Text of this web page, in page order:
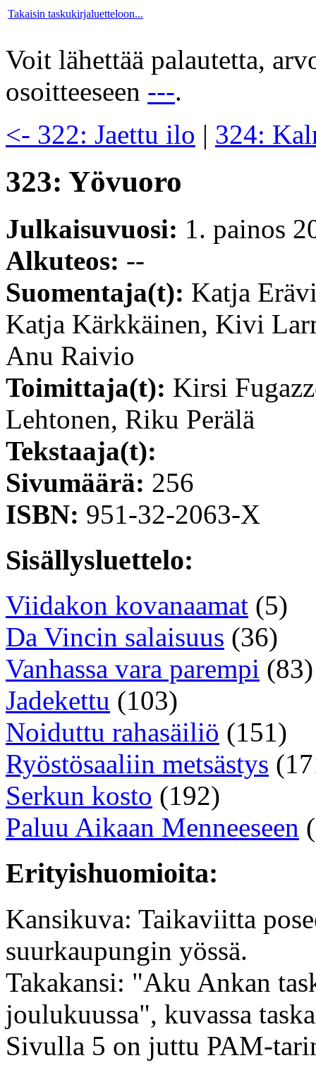
Takaisin taskukirjaluetteloon...
Voit lähettää palautetta,
osoitteeseen ---.
<- 322: Jaettu ilo | 324:
323: Yövuoro
Julkaisuvuosi: 1. painos
Alkuteos: --
Suomentaja(t): Katja
Katja Kärkkäinen, Kivi
Anu Raivio
Toimittaja(t): Kirsi
Lehtonen, Riku Perälä
Tekstaaja(t):
Sivumäärä: 256
ISBN: 951-32-2063-X
Sisällysluettelo:
Viidakon kovanaamat (5)
Da Vincin salaisuus (36)
Vanhassa vara parempi (83)
Jadekettu (103)
Noiduttu rahasäiliö (151)
Ryöstösaaliin metsästys
Serkun kosto (192)
Paluu Aikaan Menneeseen
Erityishuomioita:
Kansikuva: Taikaviitta
suurkaupungin yössä.
Takakansi: "Aku Ankan
joulukuussa", kuvassa
Sivulla 5 on juttu PAM-